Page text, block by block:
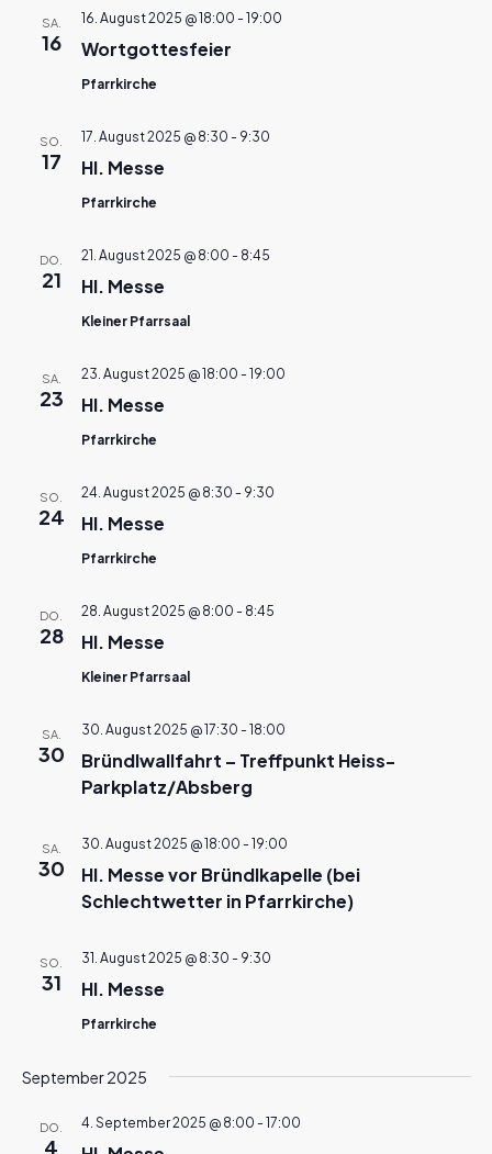
SA.
16 Wortgottesfeier
16. August 2025 @ 18:00 - 19:00
Pfarrkirche
SO.
17 Hl. Messe
17. August 2025 @ 8:30 - 9:30
Pfarrkirche
DO.
21 Hl. Messe
21. August 2025 @ 8:00 - 8:45
Kleiner Pfarrsaal
SA.
23 Hl. Messe
23. August 2025 @ 18:00 - 19:00
Pfarrkirche
SO.
24 Hl. Messe
24. August 2025 @ 8:30 - 9:30
Pfarrkirche
DO.
28 Hl. Messe
28. August 2025 @ 8:00 - 8:45
Kleiner Pfarrsaal
SA.
30
Bründlwallfahrt – Treffpunkt Heiss-
Parkplatz/Absberg
30. August 2025 @ 17:30 - 18:00
SA.
30
Hl. Messe vor Bründlkapelle (bei
Schlechtwetter in Pfarrkirche)
30. August 2025 @ 18:00 - 19:00
SO.
31 Hl. Messe
31. August 2025 @ 8:30 - 9:30
Pfarrkirche
September 2025
DO.
4
4. September 2025 @ 8:00 - 17:00